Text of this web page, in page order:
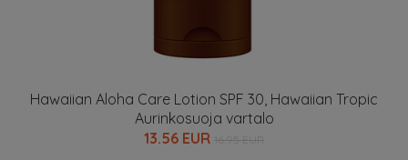
Hawaiian Aloha Care Lotion SPF 30, Hawaiian Tropic
Aurinkosuoja vartalo
13.56 EUR